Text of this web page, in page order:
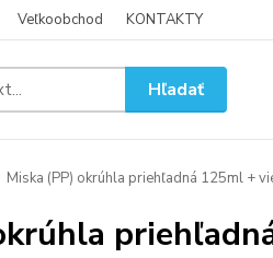
Veľkoobchod KONTAKTY
Hľadať
Miska (PP) okrúhla priehľadná 125ml +